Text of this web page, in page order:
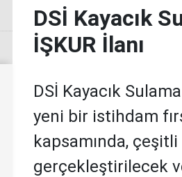
DSİ Kayacık
İŞKUR İlanı
DSİ Kayacık
yeni bir istihdam
kapsamında,
gerçekleştirilecek